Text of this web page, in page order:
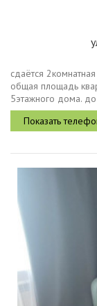
сдаётся
общая площадь
5этажного дома.
можно доехать на
косметическим...